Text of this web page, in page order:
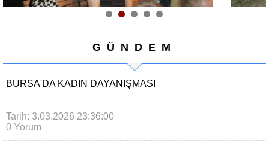
GÜNDEM
BURSA'DA KADIN DAYANIŞMASI
Tarih: 3.03.2026 23:36:00
0 Yorum